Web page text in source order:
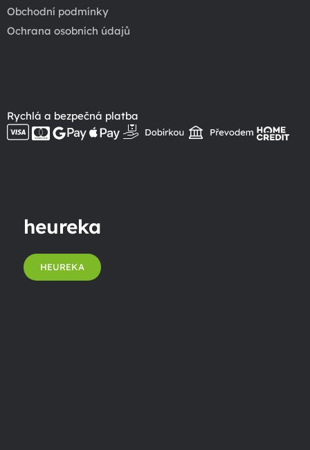
Obchodní podmínky
Ochrana osobních údajů
Rychlá a bezpečná platba
heureka
HEUREKA